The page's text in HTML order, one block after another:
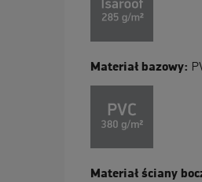
Materiał bazowy:
Materiał ściany